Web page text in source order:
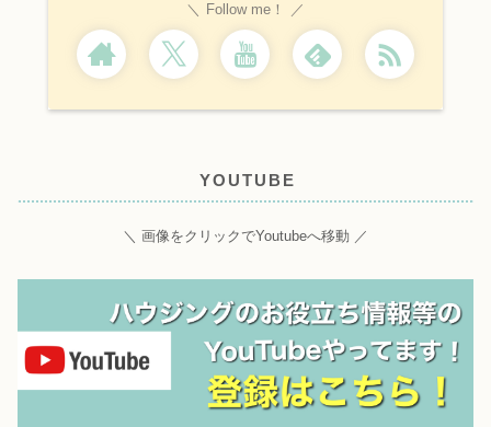
Follow me！
YOUTUBE
＼ 画像をクリックでYoutubeへ移動 ／